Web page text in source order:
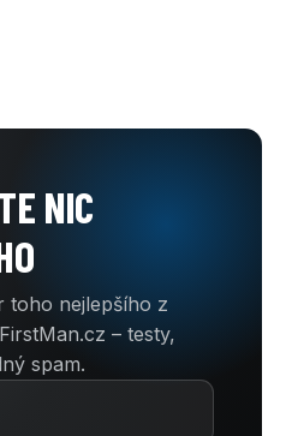
NIC
toho nejlepšího z
– testy,
spam.